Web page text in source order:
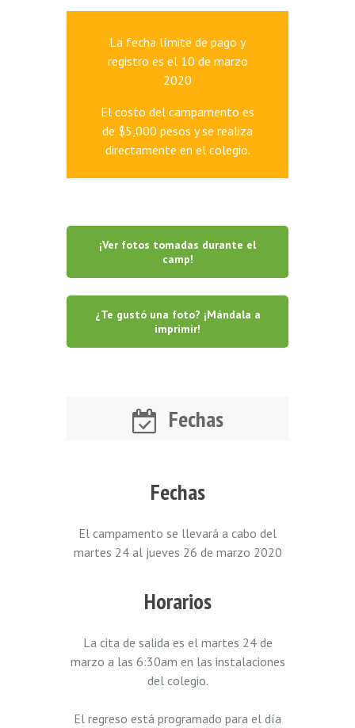
La fecha límite de pago y
registro es el 10 de marzo
2020
El costo del campamento es
de $5,000 pesos y se realiza
directamente en el colegio.
¡Ver fotos tomadas durante el
camp!
¿Te gustó una foto? ¡Mándala a
imprimir!
Fechas
Fechas
El campamento se llevará a cabo del
martes 24 al jueves 26 de marzo 2020
Horarios
La cita de salida es el martes 24 de
marzo a las 6:30am en las instalaciones
del colegio.
El regreso está programado para el día